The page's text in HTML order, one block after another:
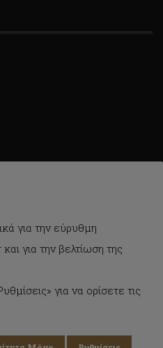
στην πόρτα σας.
το κατάστημα.
για την εύρυθμη
για την βελτίωση της
για να ορίσετε τις